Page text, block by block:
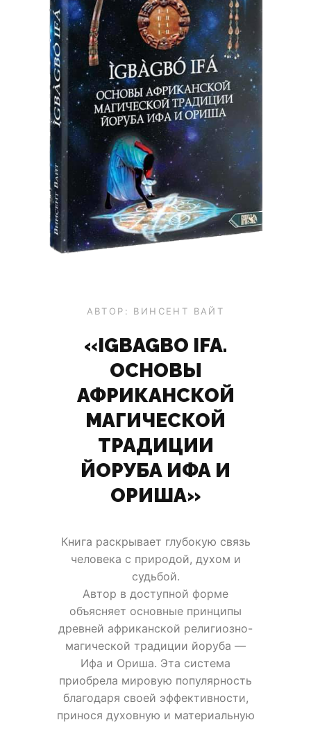
АВТОР: ВИНСЕНТ ВАЙТ
«IGBAGBO IFA.
ОСНОВЫ
АФРИКАНСКОЙ
МАГИЧЕСКОЙ
ТРАДИЦИИ
ЙОРУБА ИФА И
ОРИША»
Книга раскрывает глубокую связь
человека с природой, духом и
судьбой.
Автор в доступной форме
объясняет основные принципы
древней африканской религиозно-
магической традиции йоруба —
Ифа и Ориша. Эта система
приобрела мировую популярность
благодаря своей эффективности,
принося духовную и материальную